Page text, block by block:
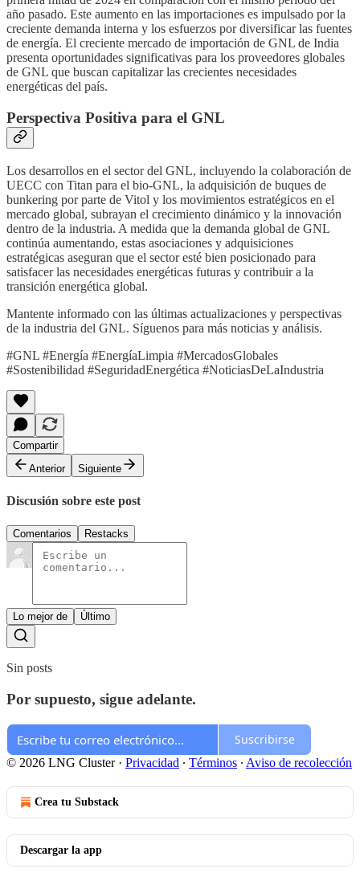
año pasado. Este aumento en las importaciones es impulsado por la
creciente demanda interna y los esfuerzos por diversificar las fuentes
de energía. El creciente mercado de importación de GNL de India
presenta oportunidades significativas para los proveedores globales
de GNL que buscan capitalizar las crecientes necesidades
energéticas del país.
Perspectiva Positiva para el GNL
Los desarrollos en el sector del GNL, incluyendo la colaboración de
UECC con Titan para el bio-GNL, la adquisición de buques de
bunkering por parte de Vitol y los movimientos estratégicos en el
mercado global, subrayan el crecimiento dinámico y la innovación
dentro de la industria. A medida que la demanda global de GNL
continúa aumentando, estas asociaciones y adquisiciones
estratégicas aseguran que el sector esté bien posicionado para
satisfacer las necesidades energéticas futuras y contribuir a la
transición energética global.
Mantente informado con las últimas actualizaciones y perspectivas
de la industria del GNL. Síguenos para más noticias y análisis.
#GNL #Energía #EnergíaLimpia #MercadosGlobales
#Sostenibilidad #SeguridadEnergética #NoticiasDeLaIndustria
Compartir
Anterior
Siguiente
Discusión sobre este post
Comentarios Restacks
Lo mejor de Último
Sin posts
Por supuesto, sigue adelante.
Suscribirse
© 2026 LNG Cluster· Privacidad ∙ Términos ∙ Aviso de recolección
Crea tu Substack
Descargar la app